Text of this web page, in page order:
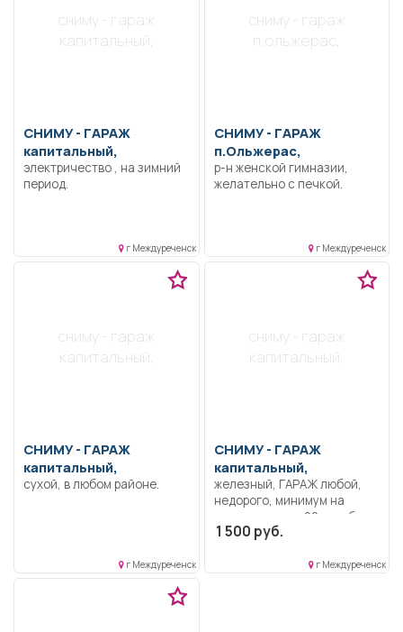
сниму - гараж
капитальный,
СНИМУ - ГАРАЖ
капитальный,
электричество , на зимний
период.
г Междуреченск
сниму - гараж
п.ольжерас,
СНИМУ - ГАРАЖ
п.Ольжерас,
р-н женской гимназии,
желательно с печкой.
г Междуреченск
сниму - гараж
капитальный,
СНИМУ - ГАРАЖ
капитальный,
сухой, в любом районе.
г Междуреченск
сниму - гараж
капитальный,
СНИМУ - ГАРАЖ
капитальный,
железный, ГАРАЖ любой,
недорого, минимум на
полгода после 20 октября.
1 500 руб.
г Междуреченск